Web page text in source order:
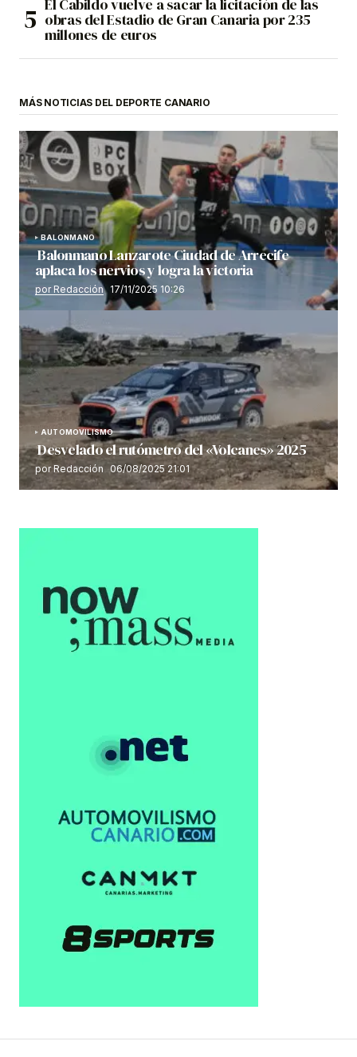
El Cabildo vuelve a sacar la licitación de las
obras del Estadio de Gran Canaria por 235
millones de euros
MÁS NOTICIAS DEL DEPORTE CANARIO
BALONMANO
Balonmano Lanzarote Ciudad de Arrecife
aplaca los nervios y logra la victoria
por Redacción 17/11/2025 10:26
AUTOMOVILISMO
Desvelado el rutómetro del «Volcanes» 2025
por Redacción 06/08/2025 21:01